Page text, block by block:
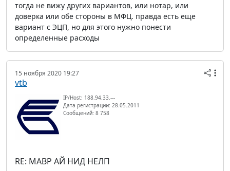
тогда не вижу других вариантов, или нотар, или
доверка или обе стороны в МФЦ. правда есть еще
вариант с ЭЦП, но для этого нужно понести
определенные расходы
15 ноября 2020 19:27
vtb
IP/Host: 188.94.33.---
Дата регистрации: 28.05.2011
Сообщений: 8 758
RE: МАВР АЙ НИД НЕЛП